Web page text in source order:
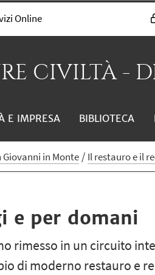
Online
CIVILTÀ -
E IMPRESA BIBLIOTECA
in Monte Il restauro e il
e per domani
rimesso in un circuito
di moderno restauro e